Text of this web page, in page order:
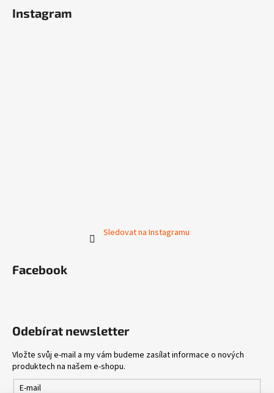
Instagram
Sledovat na Instagramu
Facebook
Odebírat newsletter
Vložte svůj e-mail a my vám budeme zasílat informace o nových
produktech na našem e-shopu.
E-mail